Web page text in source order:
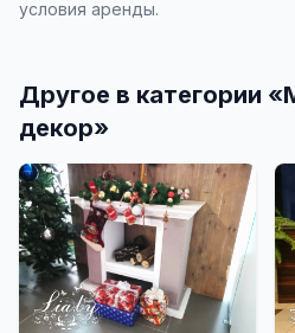
условия аренды.
Другое в категории «
декор»